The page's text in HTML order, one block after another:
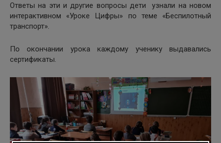
Ответы на эти и другие вопросы дети узнали на новом
интерактивном «Уроке Цифры» по теме «Беспилотный
транспорт».
По окончании урока каждому ученику выдавались
сертификаты.